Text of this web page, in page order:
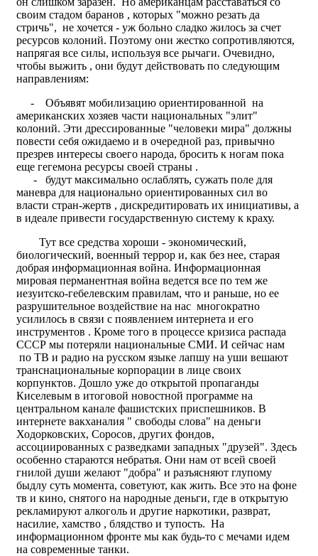
своим стадом баранов , которых "можно резать да
стричь", не хочется - уж больно сладко жилось за счет
ресурсов колоний. Поэтому они жестко сопротивляются,
напрягая все силы, используя все рычаги. Очевидно,
чтобы выжить , они будут действовать по следующим
направлениям:
- Объявят мобилизацию ориентированной на
американских хозяев части национальных "элит"
колоний. Эти дрессированные "человеки мира" должны
повести себя ожидаемо и в очередной раз, привычно
презрев интересы своего народа, бросить к ногам пока
еще гегемона ресурсы своей страны .
- будут максимально ослаблять, сужать поле для
маневра для национально ориентированных сил во
власти стран-жертв , дискредитировать их инициативы, а
в идеале привести государственную систему к краху.
Тут все средства хороши - экономический,
биологический, военный террор и, как без нее, старая
добрая информационная война. Информационная
мировая перманентная война ведется все по тем же
иезуитско-гебелевским правилам, что и раньше, но ее
разрушительное воздействие на нас многократно
усилилось в связи с появлением интернета и его
инструментов . Кроме того в процессе кризиса распада
СССР мы потеряли национальные СМИ. И сейчас нам
по ТВ и радио на русском языке лапшу на уши вешают
транснациональные корпорации в лице своих
корпунктов. Дошло уже до открытой пропаганды
Киселевым в итоговой новостной программе на
центральном канале фашистских приспешников. В
интернете вакханалия " свободы слова" на деньги
Ходорковских, Соросов, других фондов,
ассоциированных с разведками западных "друзей". Здесь
особенно стараются небратья. Они нам от всей своей
гнилой души желают "добра" и разъясняют глупому
быдлу суть момента, советуют, как жить. Все это на фоне
тв и кино, снятого на народные деньги, где в открытую
рекламируют алкоголь и другие наркотики, разврат,
насилие, хамство , блядство и тупость. На
информационном фронте мы как будь-то с мечами идем
на современные танки.